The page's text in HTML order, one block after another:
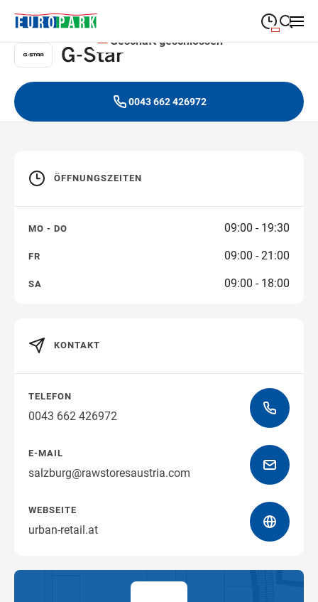
Suche schließen
Montag
MONTAG
Donnerstag
DONNERSTAG
FREITAG 09:00—21:00
Samstag
Wegbeschreibung erhalten
Geschäft geschlossen
G-Star
0043 662 426972
ÖFFNUNGSZEITEN
MO - DO 09:00 - 19:30
FR 09:00 - 21:00
SA 09:00 - 18:00
KONTAKT
TELEFON
0043 662 426972
E-MAIL
salzburg@rawstoresaustria.com
WEBSEITE
urban-retail.at